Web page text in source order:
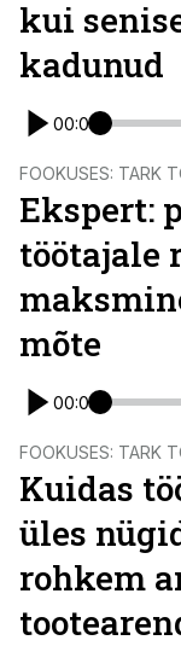
kui
kadunud
00:00
FOOKUSES: TARK
Ekspert:
töötajale
mõte
00:00
FOOKUSES: TARK
Kuidas
üles
rohkem